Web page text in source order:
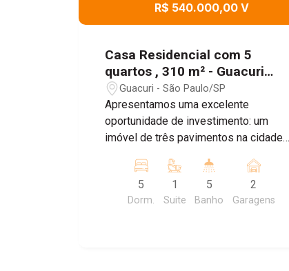
R$ 540.000,00 V
Casa Residencial com 5
quartos , 310 m² - Guacuri
Pedreira, São Paulo/SP
Guacuri - São Paulo/SP
Apresentamos uma excelente
oportunidade de investimento: um
imóvel de três pavimentos na cidade
unidades residenciais independentes,
ideal para famílias extensas ou para
geração de renda através de locação.
5
Dorm.
1
Suite
5
Banho
2
Garagens